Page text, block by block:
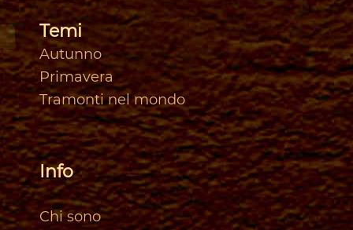
Temi
Autunno
Primavera
Tramonti nel mondo
Info
Chi sono